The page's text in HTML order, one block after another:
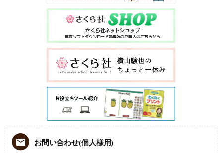
お問い合わせ(個人様用)